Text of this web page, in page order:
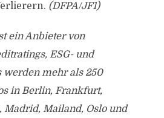
(DFPA/JF1)
ein Anbieter von
ESG- und
werden mehr als 250
in Berlin, Frankfurt,
Madrid, Mailand, Oslo und